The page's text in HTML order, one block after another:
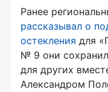
Ранее
рассказывал о
остекления для
№ 9 они
для других
Александром